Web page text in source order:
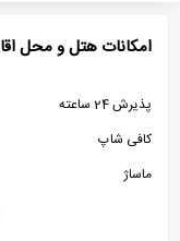
امکانات هتل و محل
پذیرش 24 ساعته
کافی شاپ
ماساژ